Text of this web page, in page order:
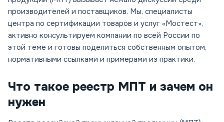
производителей и поставщиков. Мы, специалисты
центра по сертификации товаров и услуг «Мостест»,
активно консультируем компании по всей России по
этой теме и готовы поделиться собственным опытом,
нормативными ссылками и примерами из практики.
Что такое реестр МПТ и зачем он
нужен